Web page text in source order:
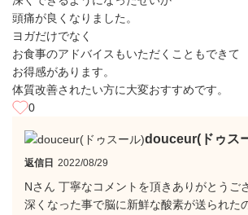
頭痛が良くなりました。
ヨガだけでなく
お食事のアドバイスもいただくこともできて
お得感があります。
体質改善されたい方に大変おすすめです。
0
douceur(ドゥス
返信日 2022/08/29
Nさん 丁寧なコメントを頂きありがとうご
深くなった事で脳に新鮮な酸素が送られた